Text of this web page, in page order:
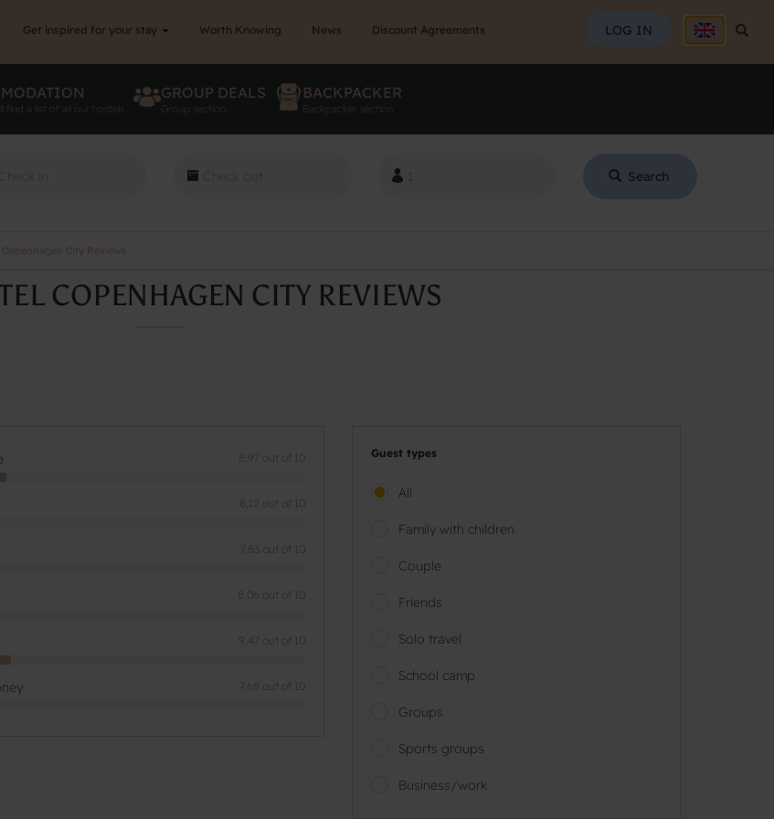
LOG IN
Get inspired for your stay Worth Knowing News Discount Agreements
find a list of all our hostels
GROUP DEALS
Group section
BACKPACKER
Backpacker section
Search
COPENHAGEN CITY REVIEWS
8,97 out of 10
8,12 out of 10
7,83 out of 10
8,06 out of 10
9,47 out of 10
7,68 out of 10
Guest types
All
Family with children
Couple
Friends
Solo travel
School camp
Groups
Sports groups
Business/work